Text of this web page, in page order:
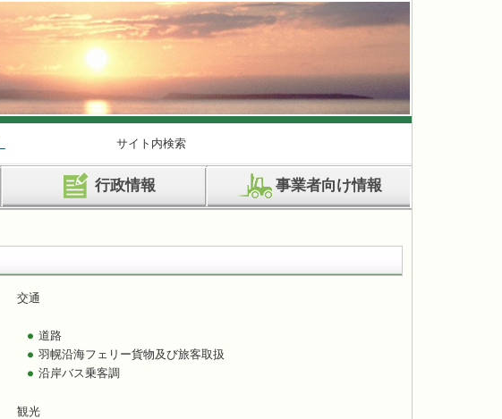
サイト内検索
行政情報 事業者向け情報
交通
道路
羽幌沿海フェリー貨物及び旅客取扱
沿岸バス乗客調
観光